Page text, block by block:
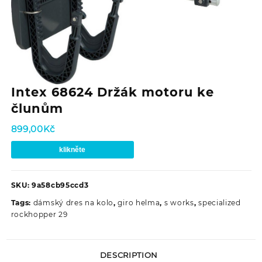
Intex 68624 Držák motoru ke
člunům
899,00Kč
klikněte
SKU: 9a58cb95ccd3
Tags: dámský dres na kolo,giro helma, s works,specialized
rockhopper 29
DESCRIPTION